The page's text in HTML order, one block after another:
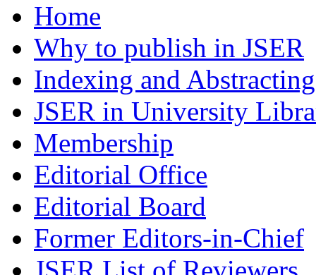
Home
Why to publish in JSER
Indexing and Abstracting
JSER in University
Membership
Editorial Office
Editorial Board
Former Editors-in-Chief